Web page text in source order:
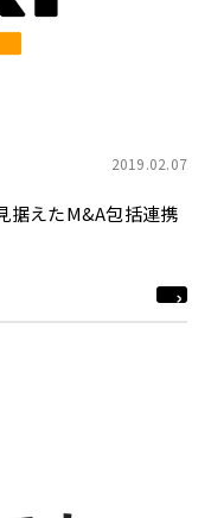
2019.02.07
据えたM&A包括連携